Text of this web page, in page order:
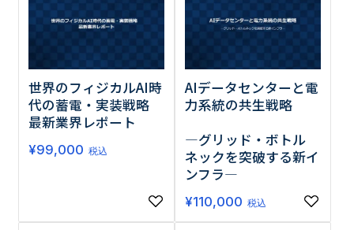
世界のフィジカルAI時
代の蓄電・実装戦略
最新業界レポート
¥99,000 税込
AIデータセンターと電
力系統の共生戦略
―グリッド・ボトル
ネックを突破する新イ
ンフラ―
¥110,000 税込